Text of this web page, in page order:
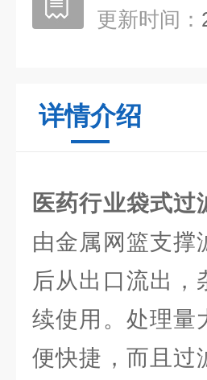
更新时间：
详情介绍
医药行业袋式过
由金属网篮支撑
后从出口流出，
续使用。处理量
便快捷，而且过